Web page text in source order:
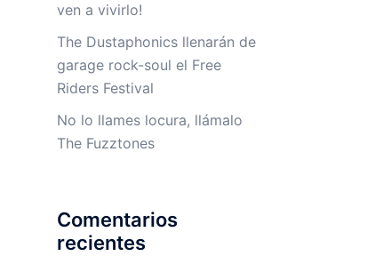
ven a vivirlo!
The Dustaphonics llenarán de
garage rock-soul el Free
Riders Festival
No lo llames locura, llámalo
The Fuzztones
Comentarios
recientes